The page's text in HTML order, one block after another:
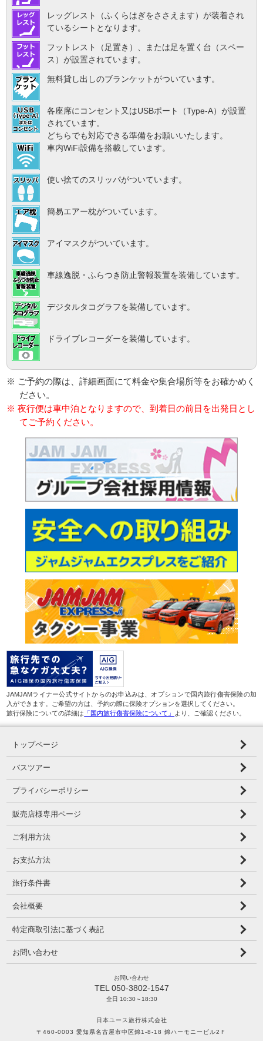
レッグレスト（ふくらはぎをささえます）が装着され
ているシートとなります。
フットレスト（足置き）、または足を置く台（スペー
ス）が設置されています。
無料貸し出しのブランケットがついています。
各座席にコンセント又はUSBポート（Type-A）が設置
されています。
どちらでも対応できる準備をお願いいたします。
車内WiFi設備を搭載しています。
使い捨てのスリッパがついています。
簡易エアー枕がついています。
アイマスクがついています。
車線逸脱・ふらつき防止警報装置を装備しています。
デジタルタコグラフを装備しています。
ドライブレコーダーを装備しています。
※ ご予約の際は、詳細画面にて料金や集合場所等をお確かめく
ださい。
※ 夜行便は車中泊となりますので、到着日の前日を出発日とし
てご予約ください。
JAMJAMライナー公式サイトからのお申込みは、オプションで国内旅行傷害保険の加
入ができます。ご希望の方は、予約の際に保険オプションを選択してください。
旅行保険についての詳細は 「国内旅行傷害保険について」 より、ご確認ください。
トップページ
バスツアー
プライバシーポリシー
販売店様専用ページ
ご利用方法
お支払方法
旅行条件書
会社概要
特定商取引法に基づく表記
お問い合わせ
お問い合わせ
TEL 050-3802-1547
全日 10:30～18:30
日本ユース旅行株式会社
〒460-0003 愛知県名古屋市中区錦1-8-18 錦ハーモニービル2Ｆ